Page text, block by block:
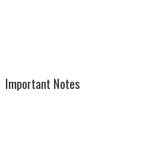
Important Notes